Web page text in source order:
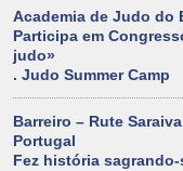
Academia de Judo do
Participa em
judo»
. Judo Summer Camp
Barreiro – Rute
Portugal
Fez história